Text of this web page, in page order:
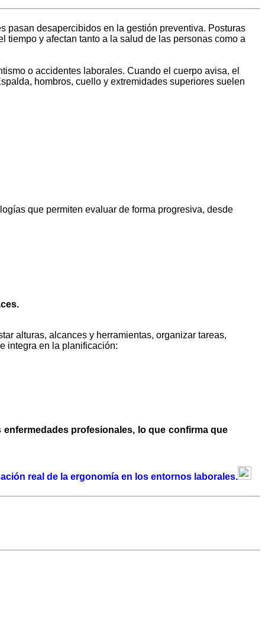
pasan desapercibidos en la gestión preventiva. Posturas
y afectan tanto a la salud de las personas como a
o accidentes laborales. Cuando el cuerpo avisa, el
hombros, cuello y extremidades superiores suelen
que permiten evaluar de forma progresiva, desde
alturas, alcances y herramientas, organizar tareas,
integra en la planificación:
profesionales, lo que confirma que
real de la ergonomía en los entornos laborales.